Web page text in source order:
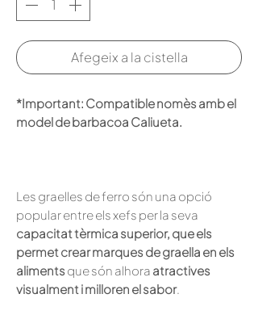
Afegeix a la cistella
*Important: Compatible nomès amb el
model de barbacoa Caliueta.
Les graelles de ferro són una opció
popular entre els xefs per la seva
capacitat tèrmica superior, que els
permet crear marques de graella en els
alimentsque són alhora atractives
visualment i milloren el sabor.